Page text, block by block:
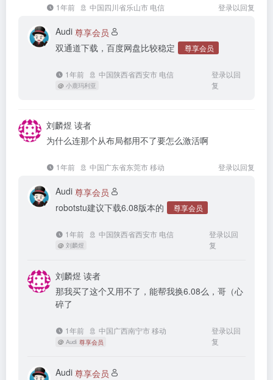
1年前 中国四川省乐山市 电信 登录以回复
Audi 尊享会员
双通道下载，百度网盘比较稳定
尊享会员
1年前 中国陕西省西安市 电信
@ 小鹿玛利亚
登录以回
复
刘麟煜 读者
为什么连那个从布局都用不了要怎么激活啊
1年前 中国广东省东莞市 移动 登录以回复
Audi 尊享会员
robotstu建议下载6.08版本的
尊享会员
1年前 中国陕西省西安市 电信
@ 刘麟煜
登录以回
复
刘麟煜 读者
那我买了这个又用不了，能帮我换6.08么，哥（心
碎了
1年前 中国广西南宁市 移动
@ Audi 尊享会员
登录以回
复
Audi 尊享会员